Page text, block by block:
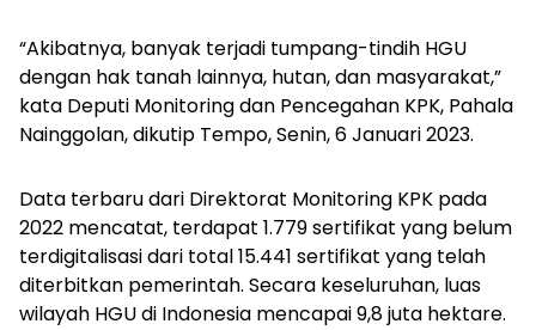
“Akibatnya, banyak terjadi tumpang-tindih HGU
dengan hak tanah lainnya, hutan, dan masyarakat,”
kata Deputi Monitoring dan Pencegahan KPK, Pahala
Nainggolan, dikutip Tempo, Senin, 6 Januari 2023.
Data terbaru dari Direktorat Monitoring KPK pada
2022 mencatat, terdapat 1.779 sertifikat yang belum
terdigitalisasi dari total 15.441 sertifikat yang telah
diterbitkan pemerintah. Secara keseluruhan, luas
wilayah HGU di Indonesia mencapai 9,8 juta hektare.